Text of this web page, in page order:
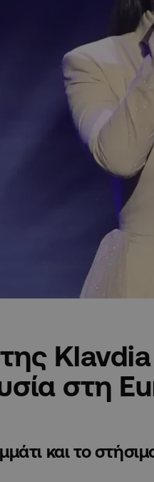
Klavdia
στη
και το